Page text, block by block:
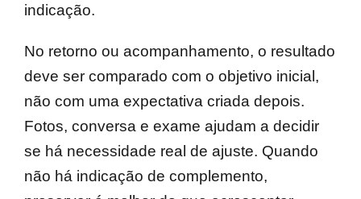
indicação.
No retorno ou acompanhamento, o resultado
deve ser comparado com o objetivo inicial,
não com uma expectativa criada depois.
Fotos, conversa e exame ajudam a decidir
se há necessidade real de ajuste. Quando
não há indicação de complemento,